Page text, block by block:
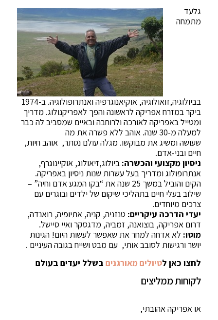
גלעד
מתמחה
בביולוגיה,זואולוגיה, אוקיאנוגרפיה ואנתרופולוגיה. ב-1974
ביקר במזרח אפריקה לראשונה והפך לאפריקנולוג. מדריך
ומטייל באפריקה לאורכה ולרוחבה ובאיים שמסביב לה כבר
למעלה מ-30 שנה. אוהב ללא פשרה את מה
שעושה ומשיג את מבוקשו. מגלה עולם נסתר, אוהב חיות,
חיים ובני-אדם.
ניסיון מקצועי והכשרה:ביולוג,זיאולוג, אוקיינוגרף,
אנתרופולוג ומדריך בעל עשרות שנות ניסיון באפריקה.
הקים והוביל במשך 25 שנה את “בקו המגע אדם וחיה” –
שילוב בעלי חיים בתהליכי שיקום של ילדים ובוגרים עם
צרכים מיוחדים.
יעדי הדרכה עיקריים: טנזניה, קניה, אתיופיה, רואנדה,
דרום אפריקה, בוצואנה, זמביה, מדגסקר ואיי סיישל.
מוטו: לא אדחה למחר את שאפשר לעשות היום! הגינות
יושר ורגישות לסובב אותי, עם מבט ושייח בגובה העיניים .
לחצו כאן לטיולים מאורגנים בשלל יעדים בעולם
לקוחות ממליצים
או אפריקה אהובתי,